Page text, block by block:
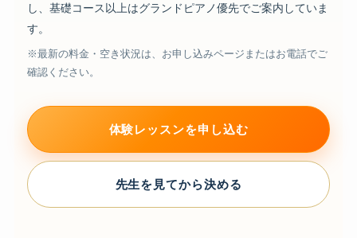
し、基礎コース以上はグランドピアノ優先でご案内していま
す。
※最新の料金・空き状況は、お申し込みページまたはお電話でご
確認ください。
体験レッスンを申し込む
先生を見てから決める